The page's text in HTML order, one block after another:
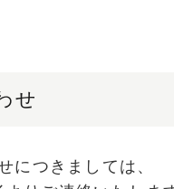
せ
につきましては、